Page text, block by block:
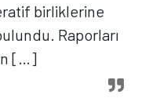
birliklerine
Raporları
[…]